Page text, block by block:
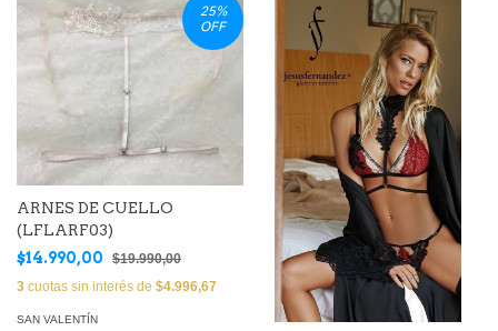
25%
OFF
ARNES DE CUELLO
(LFLARF03)
$14.990,00
$19.990,00
3 cuotas sin interés de $4.996,67
SAN VALENTÍN